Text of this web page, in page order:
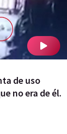
de uso
no era de él.